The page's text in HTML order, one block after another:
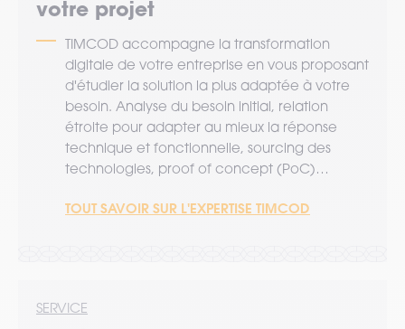
votre projet
TIMCOD accompagne la transformation
digitale de votre entreprise en vous proposant
d'étudier la solution la plus adaptée à votre
besoin. Analyse du besoin initial, relation
étroite pour adapter au mieux la réponse
technique et fonctionnelle, sourcing des
technologies, proof of concept (PoC)…
TOUT SAVOIR SUR L'EXPERTISE TIMCOD
SERVICE